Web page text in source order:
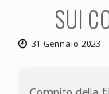
SUI
31 Gennaio 2023